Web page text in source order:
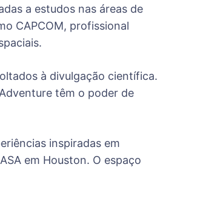
a estudos nas áreas de
CAPCOM, profissional
à divulgação científica.
têm o poder de
inspiradas em
em Houston. O espaço